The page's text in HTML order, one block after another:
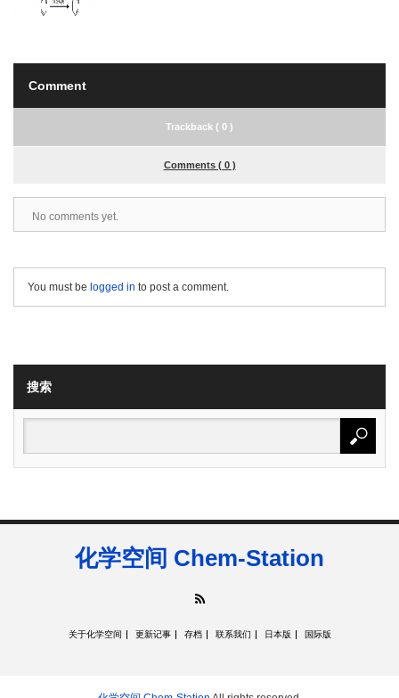
Comment
Trackback ( 0 )
Comments ( 0 )
No comments yet.
You must be logged in to post a comment.
搜索
化学空间 Chem-Station
关于化学空间 更新记事 存档 联系我们 日本版 国际版